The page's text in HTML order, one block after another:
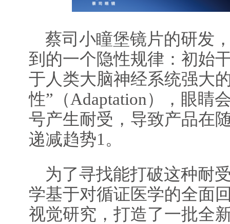
蔡司小瞳堡镜片的研发
到的一个隐性规律：初始
于人类大脑神经系统强大
性”（Adaptation），眼睛
号产生耐受，导致产品在
递减趋势1。
为了寻找能打破这种耐
学基于对循证医学的全面
视觉研究，打造了一批全